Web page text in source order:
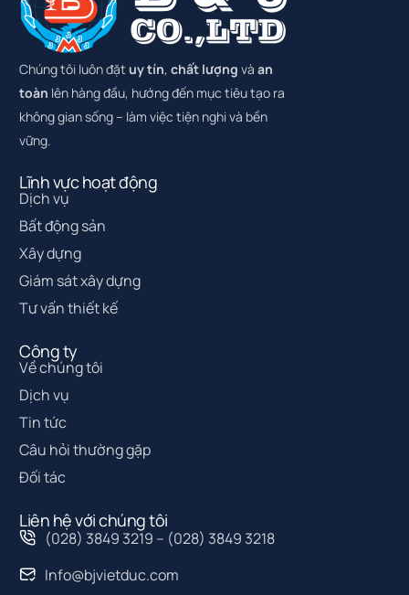
Chúng tôi luôn đặtuy tín,chất lượng vàan
toàn lên hàng đầu, hướng đến mục tiêu tạo ra
không gian sống – làm việc tiện nghi và bền
vững.
Lĩnh vực hoạt động
Dịch vụ
Bất động sản
Xây dựng
Giám sát xây dựng
Tư vấn thiết kế
Công ty
Về chúng tôi
Dịch vụ
Tin tức
Câu hỏi thường gặp
Đối tác
Liên hệ với chúng tôi
(028) 3849 3219 – (028) 3849 3218
Info@bjvietduc.com